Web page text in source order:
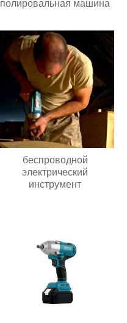
полировальная машина
беспроводной
электрический
инструмент